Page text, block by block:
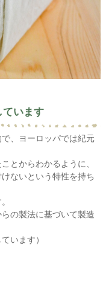
ています
、ヨーロッパでは紀元
とからわかるように、
ないという特性を持ち
の製法に基づいて製造
います）